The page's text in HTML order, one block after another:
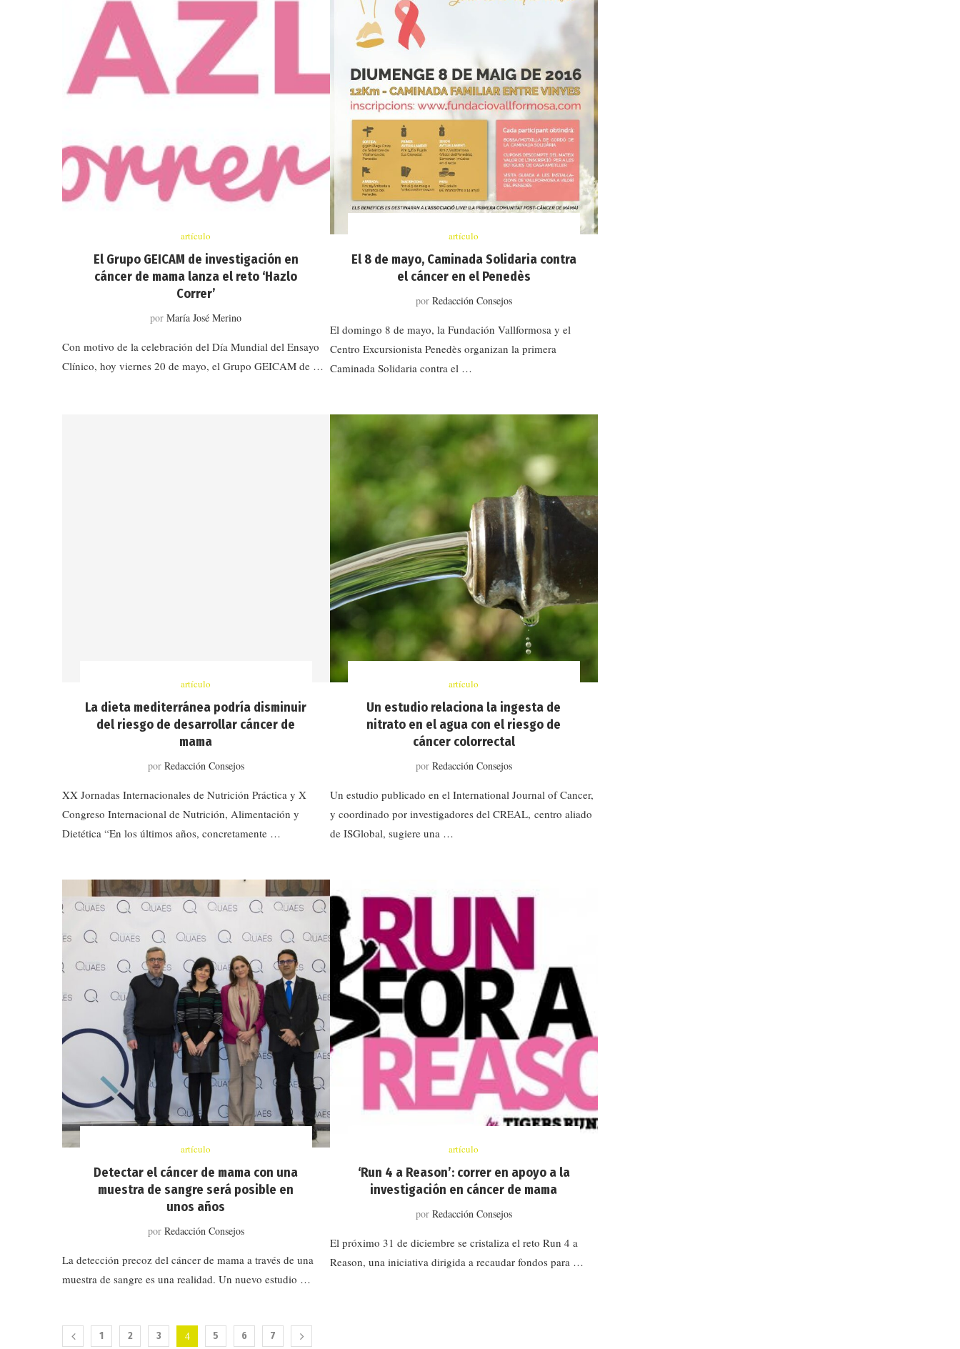
artículo
El Grupo GEICAM de investigación en
cáncer de mama lanza el reto ‘Hazlo
Correr’
porMaría José Merino
Con motivo de la celebración del Día Mundial del Ensayo
Clínico, hoy viernes 20 de mayo, el Grupo GEICAM de …
artículo
El 8 de mayo, Caminada Solidaria contra
el cáncer en el Penedès
por Redacción Consejos
El domingo 8 de mayo, la Fundación Vallformosa y el
Centro Excursionista Penedès organizan la primera
Caminada Solidaria contra el …
artículo
La dieta mediterránea podría disminuir
del riesgo de desarrollar cáncer de
mama
por Redacción Consejos
XX Jornadas Internacionales de Nutrición Práctica y X
Congreso Internacional de Nutrición, Alimentación y
Dietética “En los últimos años, concretamente …
artículo
Un estudio relaciona la ingesta de
nitrato en el agua con el riesgo de
cáncer colorrectal
por Redacción Consejos
Un estudio publicado en el International Journal of Cancer,
y coordinado por investigadores del CREAL, centro aliado
de ISGlobal, sugiere una …
artículo
Detectar el cáncer de mama con una
muestra de sangre será posible en
unos años
por Redacción Consejos
La detección precoz del cáncer de mama a través de una
muestra de sangre es una realidad. Un nuevo estudio …
artículo
‘Run 4 a Reason’: correr en apoyo a la
investigación en cáncer de mama
por Redacción Consejos
El próximo 31 de diciembre se cristaliza el reto Run 4 a
Reason, una iniciativa dirigida a recaudar fondos para …
1 2 3 4 5 6 7